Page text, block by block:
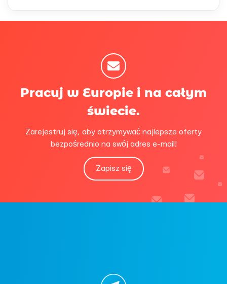
Pracuj w Europie i na całym
świecie.
Zarejestruj się, aby otrzymywać najlepsze oferty
bezpośrednio na swój adres e-mail!
Zapisz się